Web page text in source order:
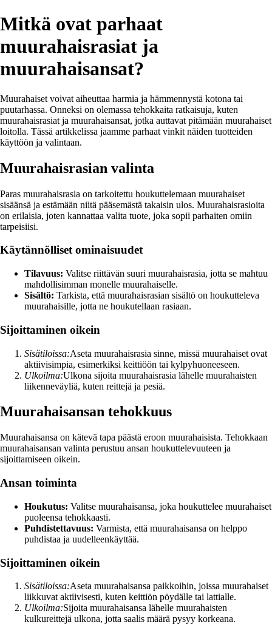
Mitkä ovat parhaat
muurahaisrasiat ja
muurahaisansat?
Muurahaiset voivat aiheuttaa harmia ja hämmennystä kotona tai
puutarhassa. Onneksi on olemassa tehokkaita ratkaisuja, kuten
muurahaisrasiat ja muurahaisansat, jotka auttavat pitämään muurahaiset
loitolla. Tässä artikkelissa jaamme parhaat vinkit näiden tuotteiden
käyttöön ja valintaan.
Muurahaisrasian valinta
Paras muurahaisrasia on tarkoitettu houkuttelemaan muurahaiset
sisäänsä ja estämään niitä pääsemästä takaisin ulos. Muurahaisrasioita
on erilaisia, joten kannattaa valita tuote, joka sopii parhaiten omiin
tarpeisiisi.
Käytännölliset ominaisuudet
Tilavuus: Valitse riittävän suuri muurahaisrasia, jotta se mahtuu
mahdollisimman monelle muurahaiselle.
Sisältö: Tarkista, että muurahaisrasian sisältö on houkutteleva
muurahaisille, jotta ne houkutellaan rasiaan.
Sijoittaminen oikein
Sisätiloissa:Aseta muurahaisrasia sinne, missä muurahaiset ovat
aktiivisimpia, esimerkiksi keittiöön tai kylpyhuoneeseen.
Ulkoilma:Ulkona sijoita muurahaisrasia lähelle muurahaisten
liikenneväyliä, kuten reittejä ja pesiä.
Muurahaisansan tehokkuus
Muurahaisansa on kätevä tapa päästä eroon muurahaisista. Tehokkaan
muurahaisansan valinta perustuu ansan houkuttelevuuteen ja
sijoittamiseen oikein.
Ansan toiminta
Houkutus: Valitse muurahaisansa, joka houkuttelee muurahaiset
puoleensa tehokkaasti.
Puhdistettavuus: Varmista, että muurahaisansa on helppo
puhdistaa ja uudelleenkäyttää.
Sijoittaminen oikein
Sisätiloissa:Aseta muurahaisansa paikkoihin, joissa muurahaiset
liikkuvat aktiivisesti, kuten keittiön pöydälle tai lattialle.
Ulkoilma:Sijoita muurahaisansa lähelle muurahaisten
kulkureittejä ulkona, jotta saalis määrä pysyy korkeana.